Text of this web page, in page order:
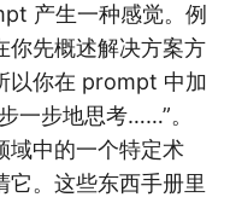
产生一种感觉。例
你先概述解决方案方
以你在 prompt 中加
一步地思考……”。
域中的一个特定术
它。这些东西手册里